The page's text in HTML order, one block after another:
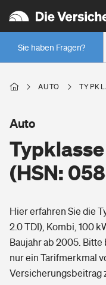
Sie haben Fragen?
Wer versichert was:
Regionalklassen: So
Wer versichert was:
Arbeitsrechtsschutz
Wohnen
Freizeit
Pri­vate Haft­pflicht­
Gesundheit
AUTO
(HSN:
Auto
Hier erfahren Sie die
2.0 TDI), Kombi, 100
Baujahr ab 2005. Bitte
nur ein Tarifmerkmal
Versicherungsbeitrag